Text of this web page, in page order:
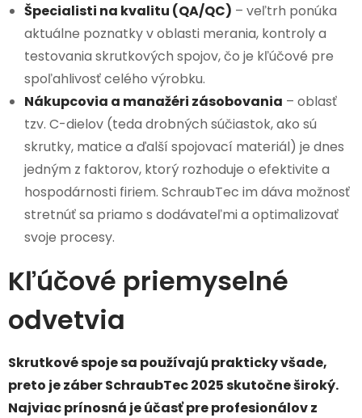
Špecialisti na kvalitu (QA/QC) – veľtrh ponúka
aktuálne poznatky v oblasti merania, kontroly a
testovania skrutkových spojov, čo je kľúčové pre
spoľahlivosť celého výrobku.
Nákupcovia a manažéri zásobovania – oblasť
tzv. C-dielov (teda drobných súčiastok, ako sú
skrutky, matice a ďalší spojovací materiál) je dnes
jedným z faktorov, ktorý rozhoduje o efektivite a
hospodárnosti firiem. SchraubTec im dáva možnosť
stretnúť sa priamo s dodávateľmi a optimalizovať
svoje procesy.
Kľúčové priemyselné
odvetvia
Skrutkové spoje sa používajú prakticky všade,
preto je záber SchraubTec 2025 skutočne široký.
Najviac prínosná je účasť pre profesionálov z